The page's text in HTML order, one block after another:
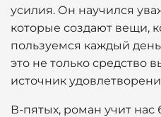
усилия. Он научился
которые создают вещи,
пользуемся каждый
это не только средство
источник
В-пятых, роман учит